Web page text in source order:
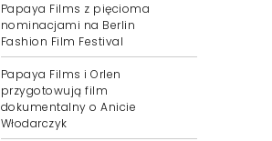
nominacjami na Berlin
Fashion Film Festival
Papaya Films i Orlen
przygotowują film
dokumentalny o Anicie
Włodarczyk